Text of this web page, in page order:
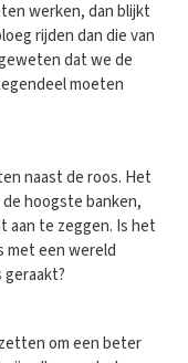
werken, dan blijkt
rijden dan die van
dat we de
moeten
naast de roos. Het
hoogste banken,
aan te zeggen. Is het
met een wereld
geraakt?
om een beter